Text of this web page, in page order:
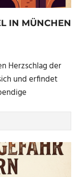
IN MÜNCHEN
Herzschlag der
und erfindet